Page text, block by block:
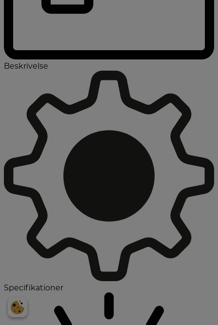
Beskrivelse
Specifikationer